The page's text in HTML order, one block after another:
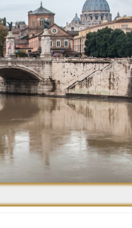
храмы,
etc.
колонны и